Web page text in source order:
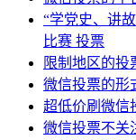
“学党史、讲
比赛 投票
限制地区的投
微信投票的形
超低价刷微信
微信投票不关